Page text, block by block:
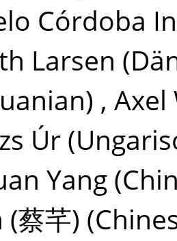
Córdoba
Larsen
, Axel
Úr
Yang
(蔡芊)